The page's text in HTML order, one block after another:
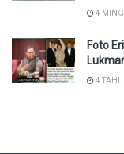
4
Foto
4